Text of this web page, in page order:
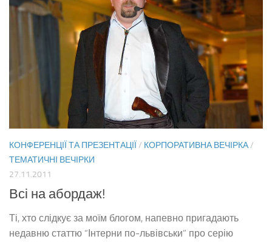
КОНФЕРЕНЦІЇ ТА ПРЕЗЕНТАЦІЇ / КОРПОРАТИВНА ВЕЧІРКА/
ТЕМАТИЧНІ ВЕЧІРКИ
27.11.2011
Всі на абордаж!
Ті, хто слідкує за моїм блогом, напевно пригадають
недавню статтю “Інтерни по-львівськи” про серію